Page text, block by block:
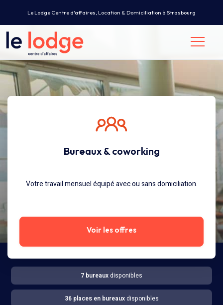
Le Lodge Centre d'affaires, Location & Domiciliation à Strasbourg
Bureaux & coworking
Votre travail mensuel équipé avec ou sans domiciliation.
Voir les offres
7 bureauxdisponibles
36 places en bureauxdisponibles